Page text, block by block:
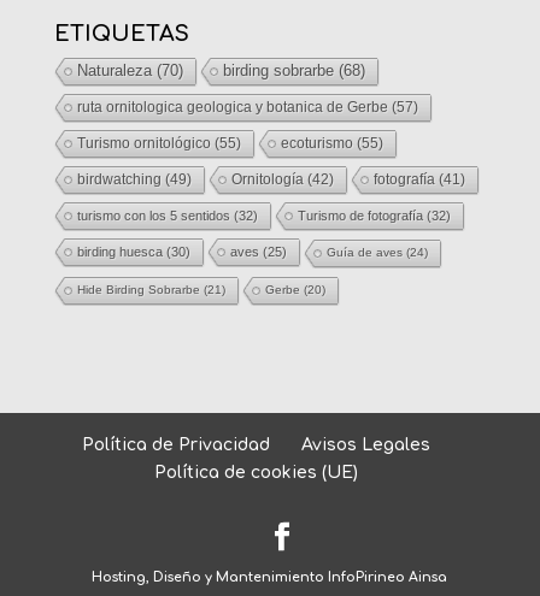
ETIQUETAS
Naturaleza(70) birding sobrarbe(68)
ruta ornitologica geologica y botanica de Gerbe (57)
Turismo ornitológico (55) ecoturismo (55)
birdwatching (49) Ornitología (42) fotografía (41)
turismo con los 5 sentidos (32) Turismo de fotografía(32)
birding huesca(30) aves (25) Guía de aves(24)
Hide Birding Sobrarbe (21) Gerbe (20)
Política de Privacidad
Avisos Legales
Política de cookies (UE)
Hosting, Diseño y Mantenimiento InfoPirineo Ainsa